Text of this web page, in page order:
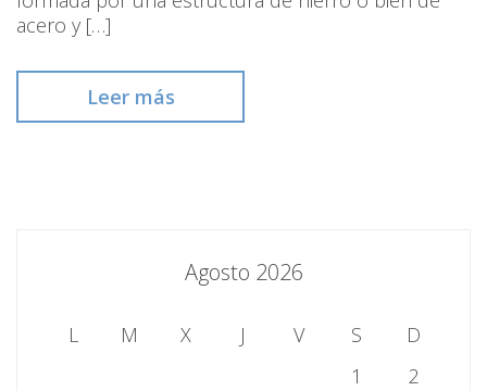
acero y […]
Leer más
Agosto 2026
L M X J V S
D
1
2